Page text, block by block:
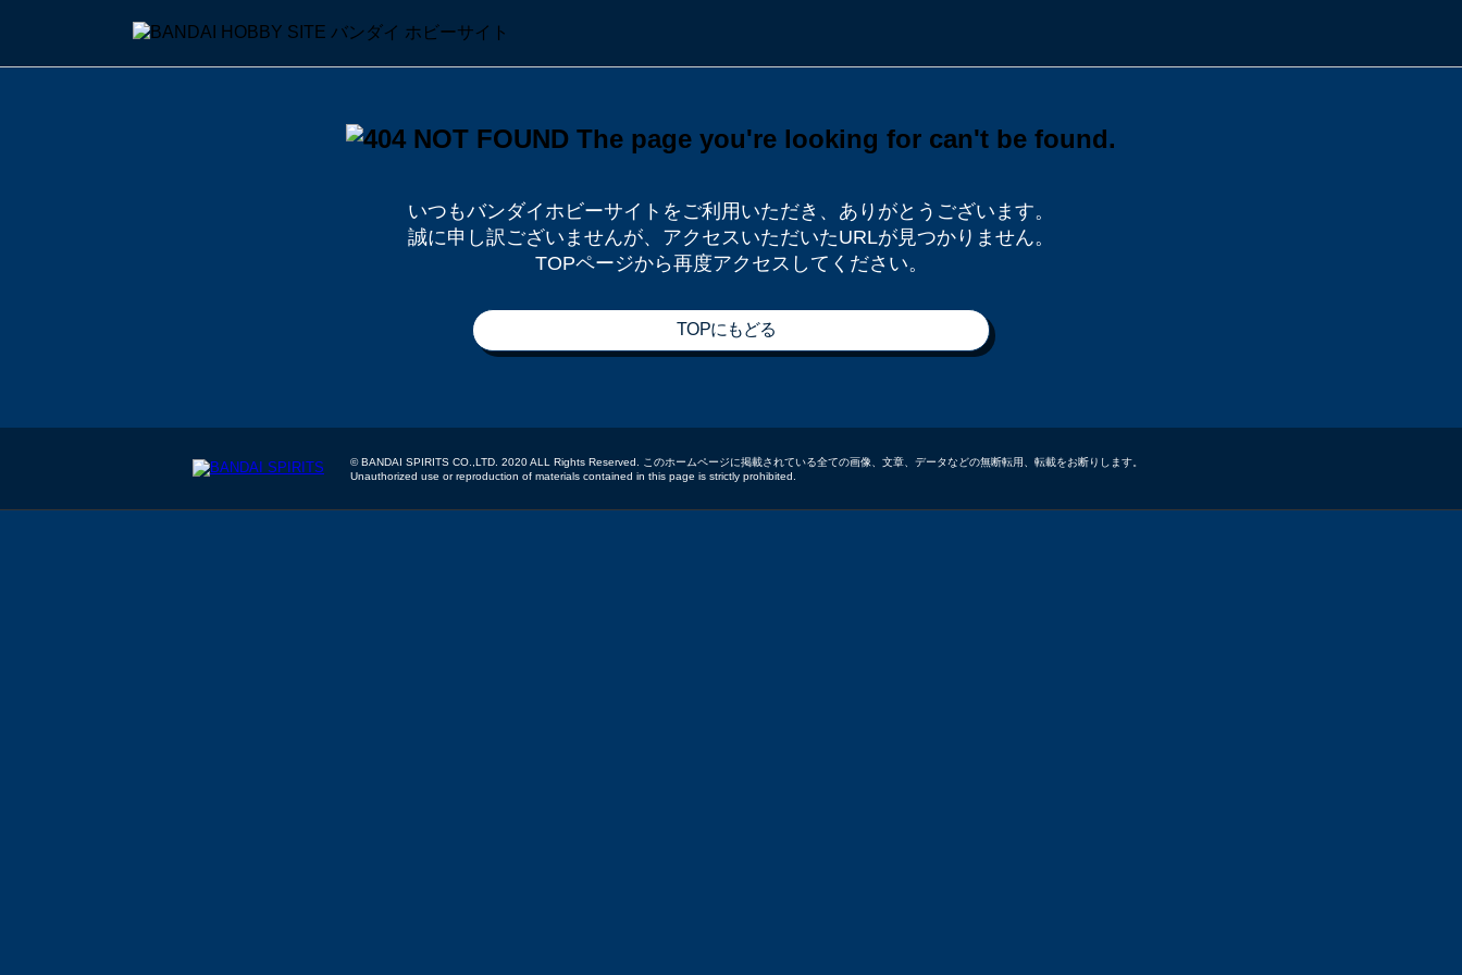
いつもバンダイホビーサイトをご利用いただき、 ありがとうございます。
誠に申し訳ございませんが、 アクセスいただいたURLが見つかりません。
TOPページから再度アクセスしてください。
TOPにもどる
© BANDAI SPIRITS CO.,LTD. 2020 ALL Rights Reserved. このホームページに掲載されている全ての画像、文章、データなどの無断転用、転載をお断りします。
Unauthorized use or reproduction of materials contained in this page is strictly prohibited.